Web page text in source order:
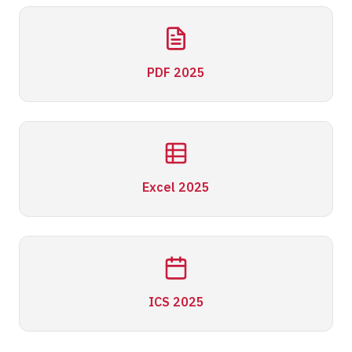
PDF 2025
Excel 2025
ICS 2025